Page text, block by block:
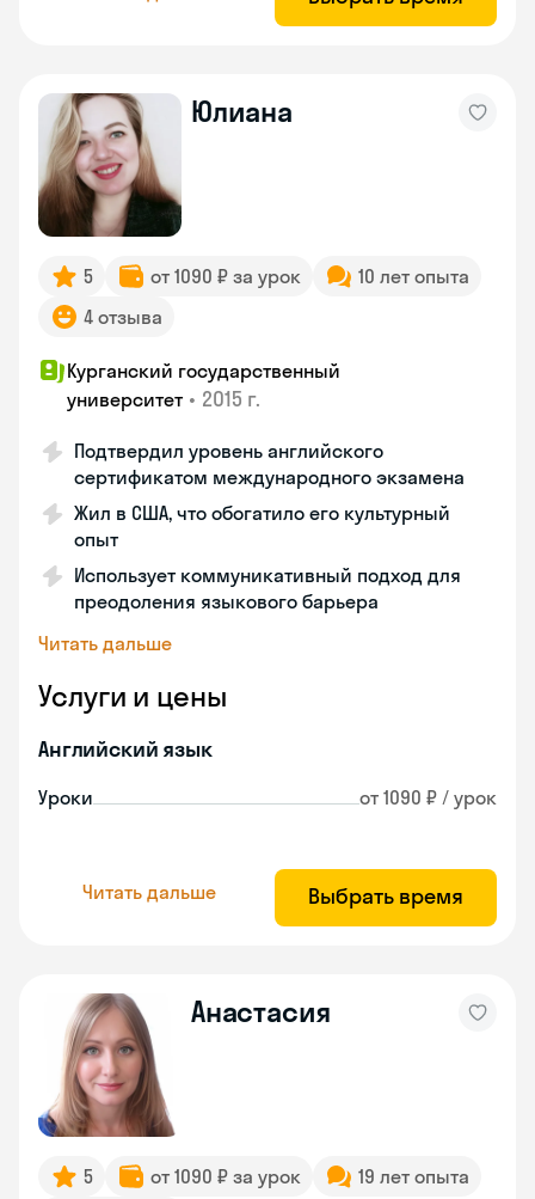
Юлиана
5 от 1090 ₽ за урок
10 лет опыта
4 отзыва
Курганский государственный
университет • 2015 г.
Подтвердил уровень английского
сертификатом международного экзамена
Жил в США, что обогатило его культурный
опыт
Использует коммуникативный подход для
преодоления языкового барьера
Читать дальше
Услуги и цены
Английский язык
Уроки от 1090 ₽ / урок
Читать дальше Выбрать время
Анастасия
5 от 1090 ₽ за урок
19 лет опыта